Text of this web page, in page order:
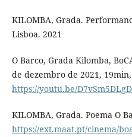
KILOMBA, Grada.
Lisboa. 2021
O Barco, Grada Kilomba,
de dezembro de 2021,
https://youtu.be/
KILOMBA, Grada. Poema O
https://ext.maat.pt/cinema/